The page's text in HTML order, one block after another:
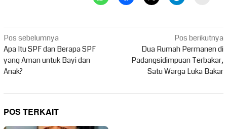
Navigasi
pos
Pos sebelumnya
Apa Itu SPF dan Berapa SPF
yang Aman untuk Bayi dan
Anak?
Pos berikutnya
Dua Rumah Permanen di
Padangsidimpuan Terbakar,
Satu Warga Luka Bakar
POS TERKAIT